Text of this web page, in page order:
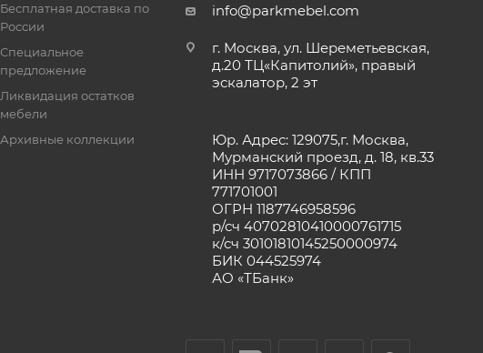
Бесплатная доставка по
России
Специальное
предложение
Ликвидация остатков
мебели
Архивные коллекции
info@parkmebel.com
г. Москва, ул. Шереметьевская,
д.20 ТЦ«Капитолий», правый
эскалатор, 2 эт
Юр. Адрес: 129075,г. Москва,
Мурманский проезд, д. 18, кв.33
ИНН 9717073866 / КПП
771701001
ОГРН 1187746958596
р/сч 40702810410000761715
к/сч 30101810145250000974
БИК 044525974
АО «ТБанк»